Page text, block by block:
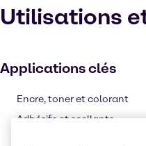
Utilisations
Applications clés
Encre, toner et colorant
Adhésifs et scellants